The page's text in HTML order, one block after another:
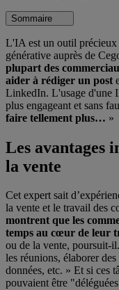
Sommaire
L'IA est un outil
générative auprès de
plupart des
aider à rédiger un post
LinkedIn. L'usage d'une
plus engageant et sans
faire tellement plus… »
Les avantages
la vente
Cet expert sait
la vente et le travail des
montrent que les
temps au cœur de leur
ou de la vente, poursuit-
les réunions, élaborer
données, etc. » Et si ces
pouvaient être